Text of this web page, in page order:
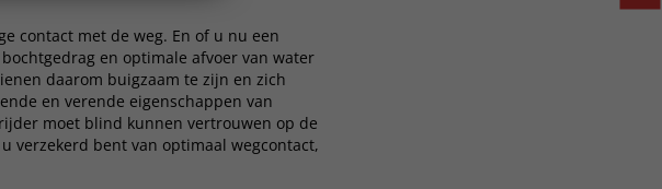
contact met de weg. En of u nu een
en optimale afvoer van water
daarom buigzaam te zijn en zich
en verende eigenschappen van
moet blind kunnen vertrouwen op de
verzekerd bent van optimaal wegcontact,